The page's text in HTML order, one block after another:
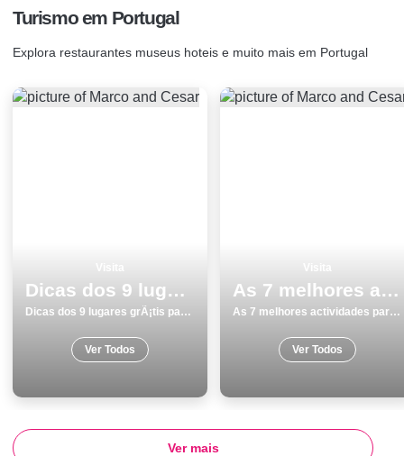
Turismo em Portugal
Explora restaurantes museus hoteis e muito mais em Portugal
Dicas dos 9 lugares grÃ¡tis para visitar monumentos Portalegre
Dicas dos 9 lugares grÃ¡tis para visitar monumentos Portalegre
Ver Todos
As 7 melhores actividades para fazer e visitar em LoulÃ©
As 7 melhores actividades para fazer e visitar em LoulÃ©
Ver Todos
Ver mais